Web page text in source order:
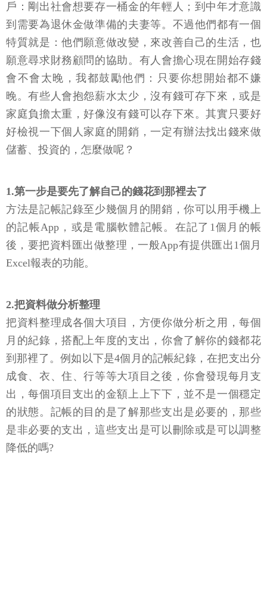
戶：剛出社會想要存一桶金的年輕人；到中年才意識
到需要為退休金做準備的夫妻等。不過他們都有一個
特質就是：他們願意做改變，來改善自己的生活，也
願意尋求財務顧問的協助。有人會擔心現在開始存錢
會不會太晚，我都鼓勵他們：只要你想開始都不嫌
晚。有些人會抱怨薪水太少，沒有錢可存下來，或是
家庭負擔太重，好像沒有錢可以存下來。其實只要好
好檢視一下個人家庭的開銷，一定有辦法找出錢來做
儲蓄、投資的，怎麼做呢？
1.第一步是要先了解自己的錢花到那裡去了
方法是記帳記錄至少幾個月的開銷，你可以用手機上
的記帳App，或是電腦軟體記帳。在記了1個月的帳
後，要把資料匯出做整理，一般App有提供匯出1個月
Excel報表的功能。
2.把資料做分析整理
把資料整理成各個大項目，方便你做分析之用，每個
月的紀錄，搭配上年度的支出，你會了解你的錢都花
到那裡了。例如以下是4個月的記帳紀錄，在把支出分
成食、衣、住、行等等大項目之後，你會發現每月支
出，每個項目支出的金額上上下下，並不是一個穩定
的狀態。記帳的目的是了解那些支出是必要的，那些
是非必要的支出，這些支出是可以刪除或是可以調整
降低的嗎?